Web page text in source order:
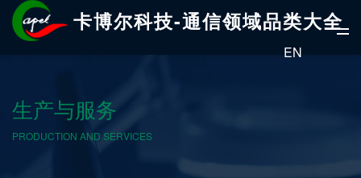
卡博尔科技-通信领域品类大全
EN
生产与服务
PRODUCTION AND SERVICES